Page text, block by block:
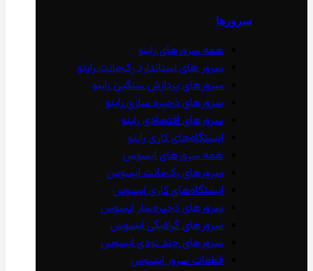
سرورها
همه سرور‌های راینو
سرور ‌های استاندارد رک‌مانت راینو
سرور‌های پردازش سنگین راینو
سرور‌های ذخیره سازی راینو
سرور‌های اقتصادی راینو
ایستگاه‌های کاری راینو
همه سرور‌های ایسوس
سرور‌های رک‌مانت ایسوس
ایستگاه‌های کاری ایسوس
سرور‌های ذخیره‌ساز ایسوس
سرور‌های گرافیگی ایسوس
سرور‌های چند نودی ایسوس
قطعات سرور ایسوس